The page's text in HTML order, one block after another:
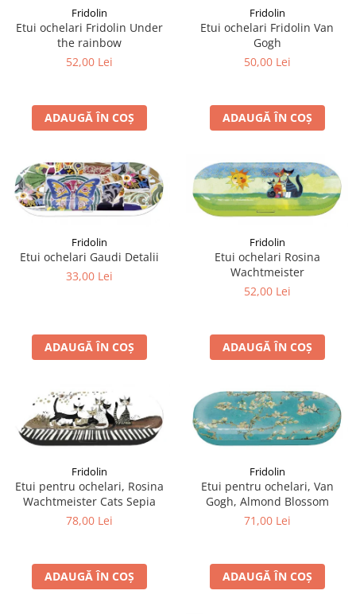
Fridolin
Etui ochelari Fridolin Under
the rainbow
52,00 Lei
ADAUGĂ ÎN COȘ
Fridolin
Etui ochelari Fridolin Van
Gogh
50,00 Lei
ADAUGĂ ÎN COȘ
Fridolin
Etui ochelari Gaudi Detalii
33,00 Lei
ADAUGĂ ÎN COȘ
Fridolin
Etui ochelari Rosina
Wachtmeister
52,00 Lei
ADAUGĂ ÎN COȘ
Fridolin
Etui pentru ochelari, Rosina
Wachtmeister Cats Sepia
78,00 Lei
ADAUGĂ ÎN COȘ
Fridolin
Etui pentru ochelari, Van
Gogh, Almond Blossom
71,00 Lei
ADAUGĂ ÎN COȘ